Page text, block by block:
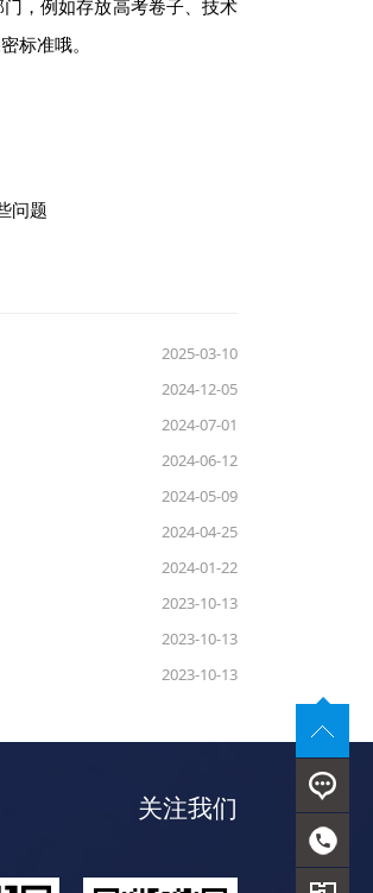
，例如存放高考卷子、技术
标准哦。
问题
2025-03-10
2024-12-05
2024-07-01
2024-06-12
2024-05-09
2024-04-25
2024-01-22
2023-10-13
2023-10-13
2023-10-13
关注我们